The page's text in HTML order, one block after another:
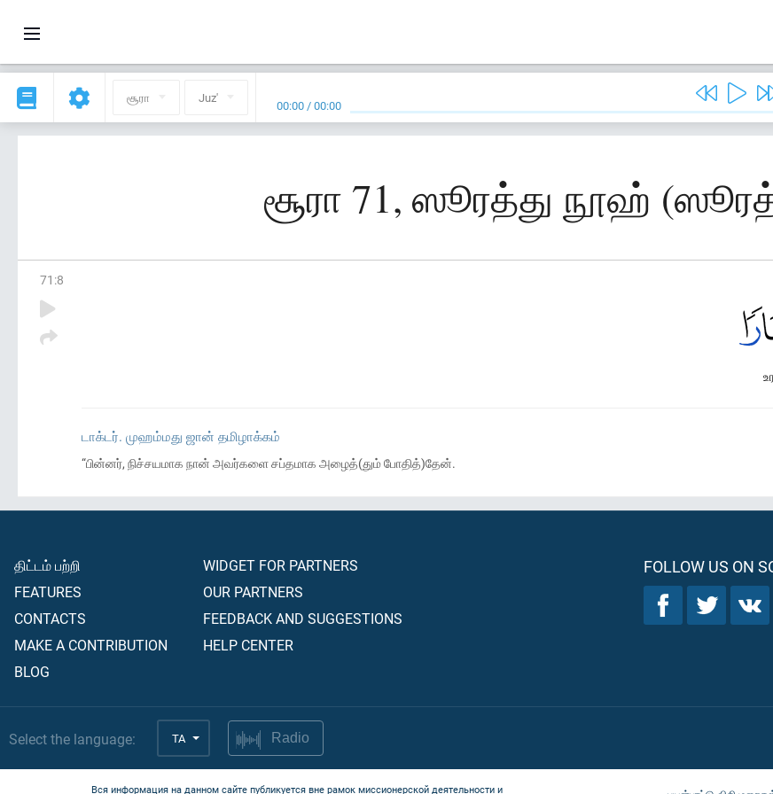
சூரா Juz' 00:00 /00:00
சூரா 71, ஸூரத்து நூஹ்
71 :8
டாக்டர். முஹம்மது ஜான் தமிழாக்கம்
“பின்னர், நிச்சயமாக நான் அவர்களை சப்தமாக அழைத்(தும் போதித்)தேன்.
திட்டம் பற்றி
FEATURES
CONTACTS
MAKE A CONTRIBUTION
BLOG
WIDGET FOR PARTNERS
OUR PARTNERS
FEEDBACK AND SUGGESTIONS
HELP CENTER
FOLLOW US ON
Select the language: TA Radio
Вся информация на данном сайте публикуется вне рамок миссионерской деятельности и